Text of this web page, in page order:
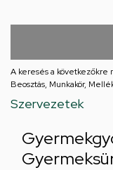
A keresés a
Beosztás, Munkakör,
Szervezetek